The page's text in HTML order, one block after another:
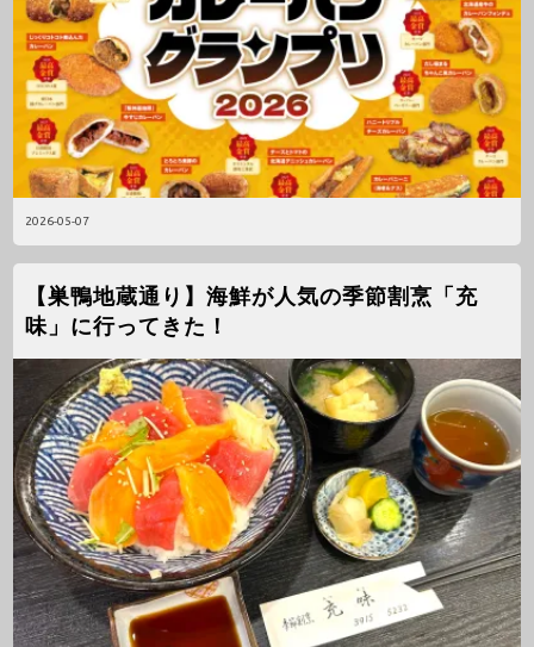
2026-05-07
【巣鴨地蔵通り】海鮮が人気の季節割烹「充
味」に行ってきた！